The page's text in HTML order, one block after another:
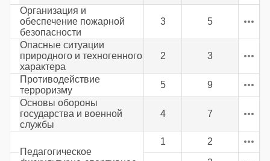
Организация и
обеспечение пожарной
безопасности
3 5
Опасные ситуации
природного и техногенного
характера
2 3
Противодействие
терроризму
5
9
Основы обороны
государства и военной
службы
4 7
Педагогическое
1 2